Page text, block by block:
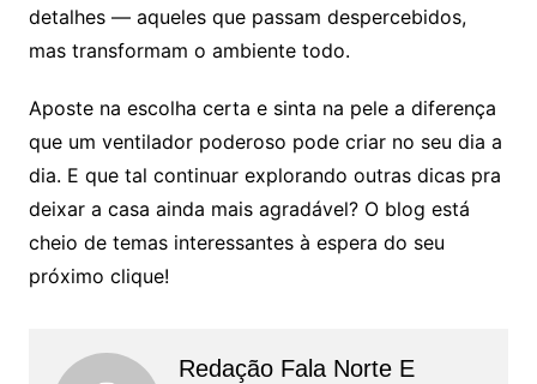
detalhes — aqueles que passam despercebidos,
mas transformam o ambiente todo.
Aposte na escolha certa e sinta na pele a diferença
que um ventilador poderoso pode criar no seu dia a
dia. E que tal continuar explorando outras dicas pra
deixar a casa ainda mais agradável? O blog está
cheio de temas interessantes à espera do seu
próximo clique!
Redação Fala Norte E